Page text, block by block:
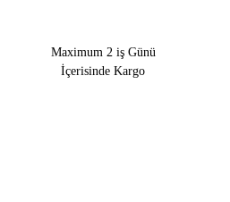
Maximum 2 iş Günü
İçerisinde Kargo